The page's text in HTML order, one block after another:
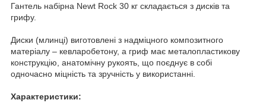
Гантель набірна Newt Rock 30 кг складається з дисків та
грифу.
Диски (млинці) виготовлені з надміцного композитного
матеріалу – кевларобетону, а гриф має металопластикову
конструкцію, анатомічну рукоять, що поєднує в собі
одночасно міцність та зручність у використанні.
Характеристики: